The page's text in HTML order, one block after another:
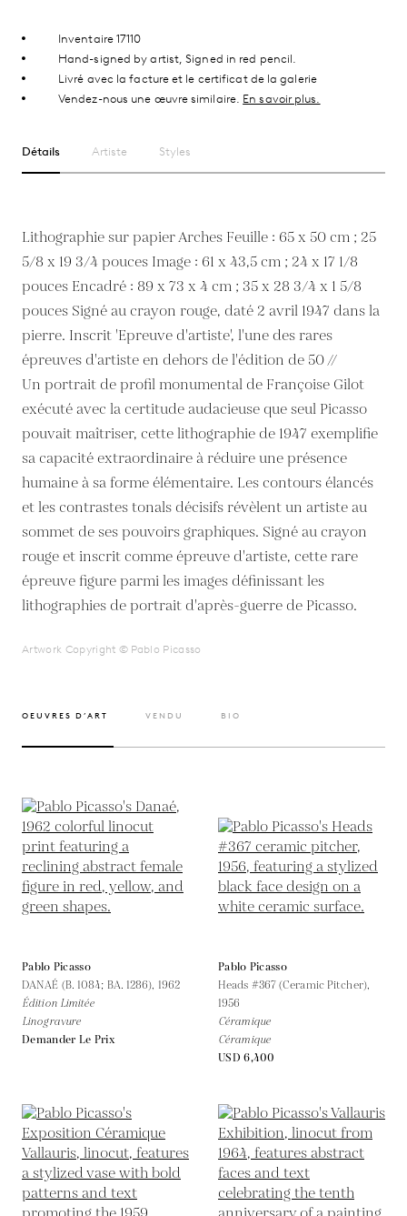
Inventaire 17110
Hand-signed by artist, Signed in red pencil.
Livré avec la facture et le certificat de la galerie
Vendez-nous une œuvre similaire. En savoir plus.
Détails Artiste Styles
Lithographie sur papier Arches Feuille : 65 x 50 cm ; 25
5/8 x 19 3/4 pouces Image : 61 x 43,5 cm ; 24 x 17 1/8
pouces Encadré : 89 x 73 x 4 cm ; 35 x 28 3/4 x 1 5/8
pouces Signé au crayon rouge, daté 2 avril 1947 dans la
pierre. Inscrit 'Epreuve d'artiste', l'une des rares
épreuves d'artiste en dehors de l'édition de 50 //
Un portrait de profil monumental de Françoise Gilot
exécuté avec la certitude audacieuse que seul Picasso
pouvait maîtriser, cette lithographie de 1947 exemplifie
sa capacité extraordinaire à réduire une présence
humaine à sa forme élémentaire. Les contours élancés
et les contrastes tonals décisifs révèlent un artiste au
sommet de ses pouvoirs graphiques. Signé au crayon
rouge et inscrit comme épreuve d'artiste, cette rare
épreuve figure parmi les images définissant les
lithographies de portrait d'après-guerre de Picasso.
Artwork Copyright © Pablo Picasso
OEUVRES D’ART VENDU BIO
Pablo Picasso
DANAÉ (B. 1084; BA. 1286), 1962
Édition Limitée
Linogravure
Demander Le Prix
Pablo Picasso
Heads #367 (Ceramic Pitcher),
1956
Céramique
Céramique
USD 6,400